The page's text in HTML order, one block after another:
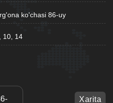
ko'chasi 86-uy
10, 14
Xarita